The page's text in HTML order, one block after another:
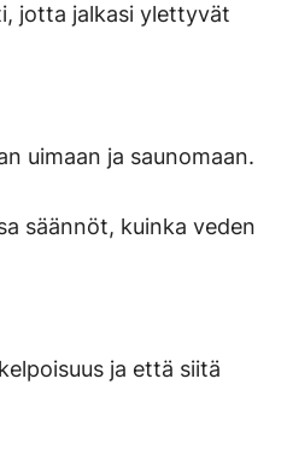
jotta jalkasi ylettyvät
uimaan ja saunomaan.
säännöt, kuinka veden
ja että siitä